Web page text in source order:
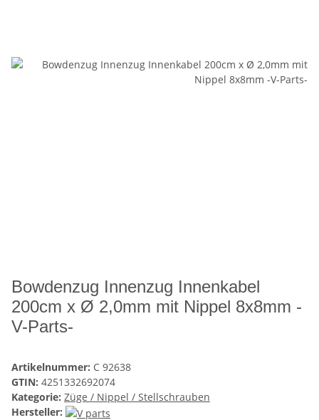
Bowdenzug Innenzug Innenkabel
200cm x Ø 2,0mm mit Nippel 8x8mm -
V-Parts-
Artikelnummer: C 92638
GTIN: 4251332692074
Kategorie: Züge / Nippel / Stellschrauben
Hersteller: